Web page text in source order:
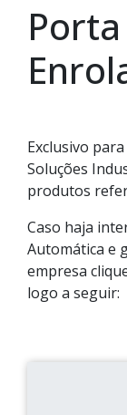
Exclusivo
Soluções
produtos
Caso haja
Automática e
empresa
logo a seguir: